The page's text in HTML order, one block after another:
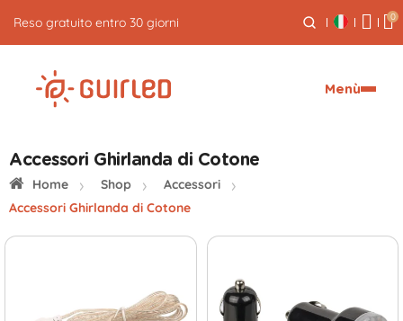
Reso gratuito entro 30 giorni 0
Menù
Accessori Ghirlanda di Cotone
Home Shop
Accessori
Accessori Ghirlanda di Cotone